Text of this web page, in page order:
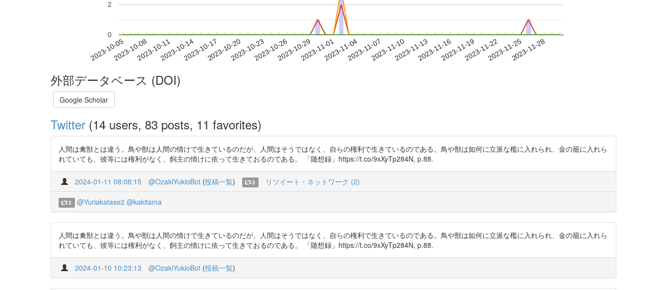
2023-10-052023-10-082023-10-112023-10-142023-10-172023-10-202023-10-232023-10-262023-10-292023-11-012023-11-042023-11-072023-11-102023-11-132023-11-162023-11-192023-11-222023-11-252023-11-28
0
2
外部データベース (DOI)
Google Scholar
Twitter (14 users, 83 posts, 11 favorites)
人間は禽獣とは違う。鳥や獣は人間の情けで生きているのだが、人間はそうではなく、自らの権利で生きているのである。鳥や獣は如何に立派な檻に入れられ、金の籠に入れら
れていても、彼等には権利がなく、飼主の情けに依って生きておるのである。 「随想録」https://t.co/9xXyTp284N, p.88.
2024-01-11 08:08:15 @OzakiYukioBot (投稿一覧) 2 リツイート・ネットワーク (2)
2 @Yuriakatase2 @kakitama
人間は禽獣とは違う。鳥や獣は人間の情けで生きているのだが、人間はそうではなく、自らの権利で生きているのである。鳥や獣は如何に立派な檻に入れられ、金の籠に入れら
れていても、彼等には権利がなく、飼主の情けに依って生きておるのである。 「随想録」https://t.co/9xXyTp284N, p.88.
2024-01-10 10:23:13 @OzakiYukioBot (投稿一覧)